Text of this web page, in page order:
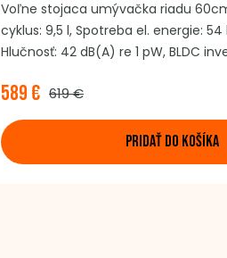
Voľne stojaca umývačka riadu
cyklus: 9,5 l, Spotreba el. energie:
Hlučnosť: 42 dB(A) re 1 pW, BLDC
programov: 8, Automatické
osvetlenie, Spôsob ovládania:
priestor, AquaStop, Farba: biela
589 € 619 €
PRIDAŤ DO KOŠÍKA